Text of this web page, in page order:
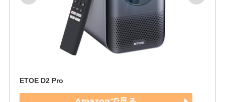
ETOE D2 Pro